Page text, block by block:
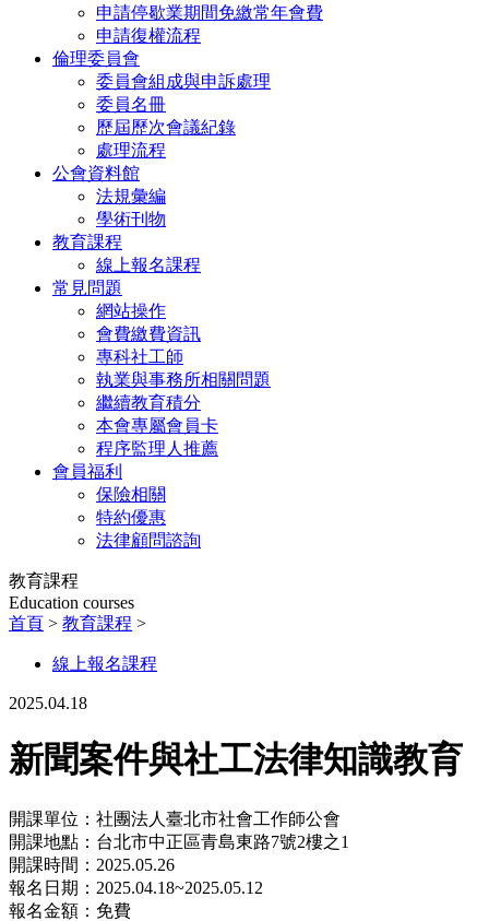
申請停歇業期間免繳常年會費
申請復權流程
倫理委員會
委員會組成與申訴處理
委員名冊
歷屆歷次會議紀錄
處理流程
公會資料館
法規彙編
學術刊物
教育課程
線上報名課程
常見問題
網站操作
會費繳費資訊
專科社工師
執業與事務所相關問題
繼續教育積分
本會專屬會員卡
程序監理人推薦
會員福利
保險相關
特約優惠
法律顧問諮詢
教育課程
Education courses
首頁 > 教育課程 >
線上報名課程
2025.04.18
新聞案件與社工法律知識教育
開課單位：社團法人臺北市社會工作師公會
開課地點：台北市中正區青島東路7號2樓之1
開課時間：2025.05.26
報名日期：2025.04.18~2025.05.12
報名金額：免費